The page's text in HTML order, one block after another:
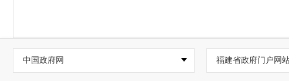
中国政府网 福建省政府门户网